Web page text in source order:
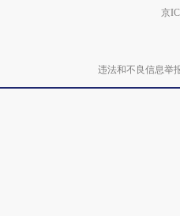
京
违法和不良信息举